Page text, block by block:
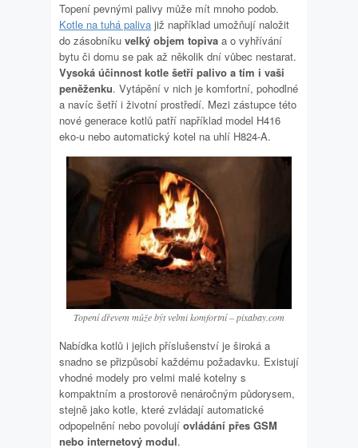
Topení pevnými palivy může mít mnoho podob.
Kotle na tuhá paliva již například umožňují naložit
do zásobníku velký objem topiva a o vyhřívání
bytu či domu se pak až několik dní vůbec nestarat.
Vysoká účinnost kotle šetří palivo a tím i vaši
peněženku. Vytápění v nich je komfortní, pohodlné
a navíc šetří i životní prostředí. Mezi zástupce této
nové generace kotlů patří například model H416
eko-u nebo automatický kotel na uhlí H824-A.
Topení dřevem může být velmi komfortní – pixabay.com
Nabídka kotlů i jejich příslušenství je široká a
snadno se přizpůsobí každému požadavku. Existují
vhodné modely pro velmi malé kotelny s
kompaktním a prostorově nenáročným půdorysem,
stejně jako kotle, které zvládají automatické
odpopelnění nebo povolují ovládání přes GSM
nebo internetový modul.